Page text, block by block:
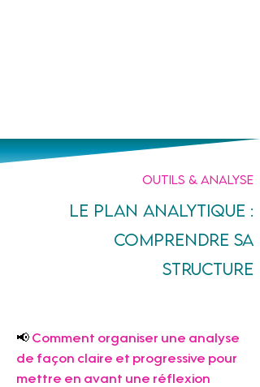
Outils & analyse
Le plan analytique :
comprendre sa
structure
📢 Comment organiser une analyse
de façon claire et progressive pour
mettre en avant une réflexion